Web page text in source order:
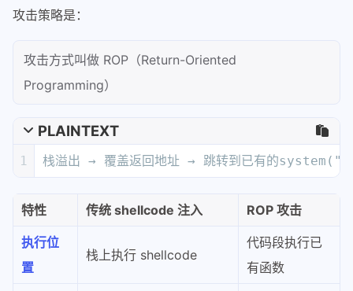
攻击策略是：
攻击方式叫做 ROP（Return-Oriented
Programming）
PLAINTEXT
1 栈溢出 → 覆盖返回地址 → 跳转到已有的
特性 传统 shellcode 注入 ROP 攻击
执行位
置
栈上执行 shellcode
代码段执行已
有函数